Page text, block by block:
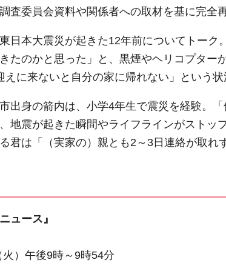
査委員会資料や関係者への取材を基に完全
日本大震災が起きた12年前についてトーク
たのかと思った」と、黒煙やヘリコプター
えに来ないと自分の家に帰れない」という状
出身の箭内は、小学4年生で震災を経験。
地震が起きた瞬間やライフラインがストッ
君は「（実家の）親とも2～3日連絡が取れ
ュース』
）午後9時～9時54分